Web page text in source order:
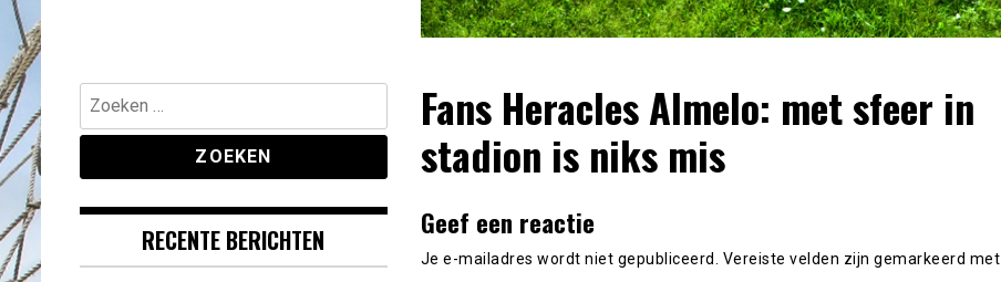
Fans Heracles Almelo: met sfeer in
stadion is niks mis
Geef een reactie
Je e-mailadres wordt niet gepubliceerd. Vereiste velden zijn gemarkeerd met
Zoeken
naar:
RECENTE BERICHTEN